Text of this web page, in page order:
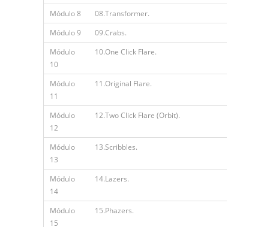
Módulo 8
08.Transformer.
Módulo 9
09.Crabs.
Módulo
10
10.One Click Flare.
Módulo
11
11.Original Flare.
Módulo
12
12.Two Click Flare (Orbit).
Módulo
13
13.Scribbles.
Módulo
14
14.Lazers.
Módulo
15
15.Phazers.